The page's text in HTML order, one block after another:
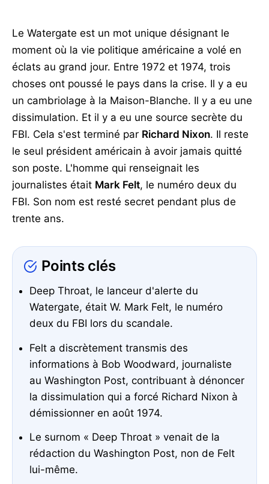
Le Watergate est un mot unique désignant le
moment où la vie politique américaine a volé en
éclats au grand jour. Entre 1972 et 1974, trois
choses ont poussé le pays dans la crise. Il y a eu
un cambriolage à la Maison-Blanche. Il y a eu une
dissimulation. Et il y a eu une source secrète du
FBI. Cela s'est terminé par Richard Nixon. Il reste
le seul président américain à avoir jamais quitté
son poste. L'homme qui renseignait les
journalistes était Mark Felt, le numéro deux du
FBI. Son nom est resté secret pendant plus de
trente ans.
Points clés
Deep Throat, le lanceur d'alerte du
Watergate, était W. Mark Felt, le numéro
deux du FBI lors du scandale.
Felt a discrètement transmis des
informations à Bob Woodward, journaliste
au Washington Post, contribuant à dénoncer
la dissimulation qui a forcé Richard Nixon à
démissionner en août 1974.
Le surnom « Deep Throat » venait de la
rédaction du Washington Post, non de Felt
lui-même.